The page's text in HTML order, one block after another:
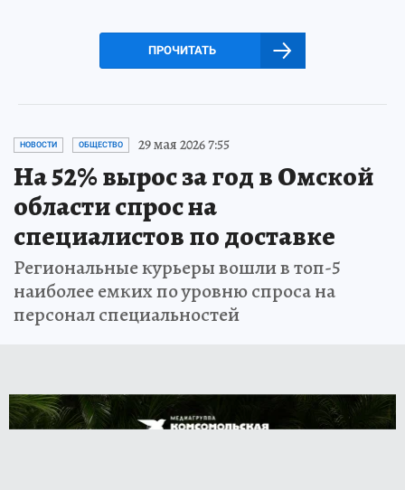
ПРОЧИТАТЬ
НОВОСТИ ОБЩЕСТВО 29 мая 2026 7:55
На 52% вырос за год в Омской
области спрос на
специалистов по доставке
Региональные курьеры вошли в топ-5
наиболее емких по уровню спроса на
персонал специальностей